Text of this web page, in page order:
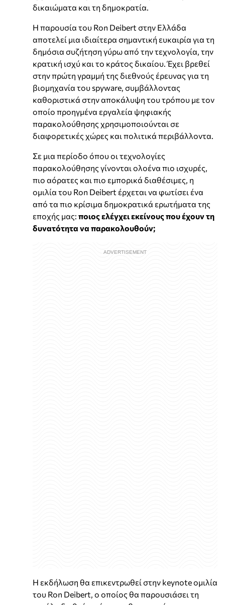
δικαιώματα και τη δημοκρατία.
Η παρουσία του Ron Deibert στην Ελλάδα
αποτελεί μια ιδιαίτερα σημαντική ευκαιρία για τη
δημόσια συζήτηση γύρω από την τεχνολογία, την
κρατική ισχύ και το κράτος δικαίου. Έχει βρεθεί
στην πρώτη γραμμή της διεθνούς έρευνας για τη
βιομηχανία του spyware, συμβάλλοντας
καθοριστικά στην αποκάλυψη του τρόπου με τον
οποίο προηγμένα εργαλεία ψηφιακής
παρακολούθησης χρησιμοποιούνται σε
διαφορετικές χώρες και πολιτικά περιβάλλοντα.
Σε μια περίοδο όπου οι τεχνολογίες
παρακολούθησης γίνονται ολοένα πιο ισχυρές,
πιο αόρατες και πιο εμπορικά διαθέσιμες, η
ομιλία του Ron Deibert έρχεται να φωτίσει ένα
από τα πιο κρίσιμα δημοκρατικά ερωτήματα της
εποχής μας: ποιος ελέγχει εκείνους που έχουν τη
δυνατότητα να παρακολουθούν;
Η εκδήλωση θα επικεντρωθεί στην keynote ομιλία
του Ron Deibert, ο οποίος θα παρουσιάσει τη